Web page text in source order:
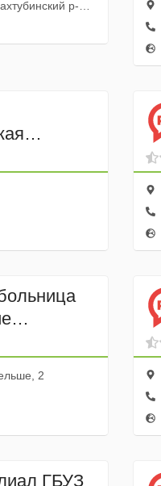
г., ул. Московская, 2
и
детей №
2
ГБУЗ